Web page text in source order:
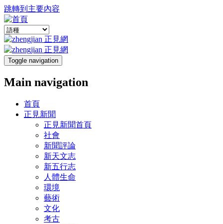
跳轉到主要內容
Toggle navigation
Main navigation
首頁
正見新聞
正見新聞首頁
社會
新聞評論
新天文志
新五行志
人體生命
環境
藝術
文化
考古